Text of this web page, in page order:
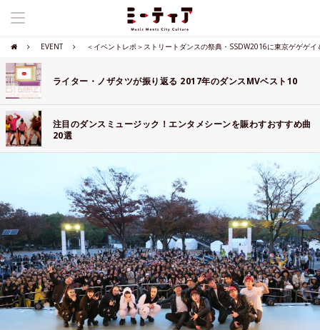
EVENT ＜イベントレポ＞ストリートダンスの祭典・SSDW2016に東京ゲゲゲ
ライター・ノザタツが振り返る 2017年のダンスMVベスト10
注目のダンスミュージック！エンタメシーンを賑わすおすすめ曲
20選